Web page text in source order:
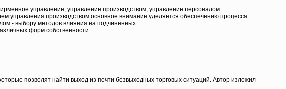
управление, управление производством, управление персоналом.
управления производством основное внимание уделяется обеспечению процесса
- выбору методов влияния на подчиненных.
форм собственности.
позволят найти выход из почти безвыходных торговых ситуаций. Автор изложил